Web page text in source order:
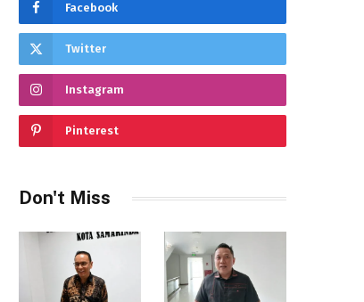
Facebook
Twitter
Instagram
Pinterest
Don't Miss